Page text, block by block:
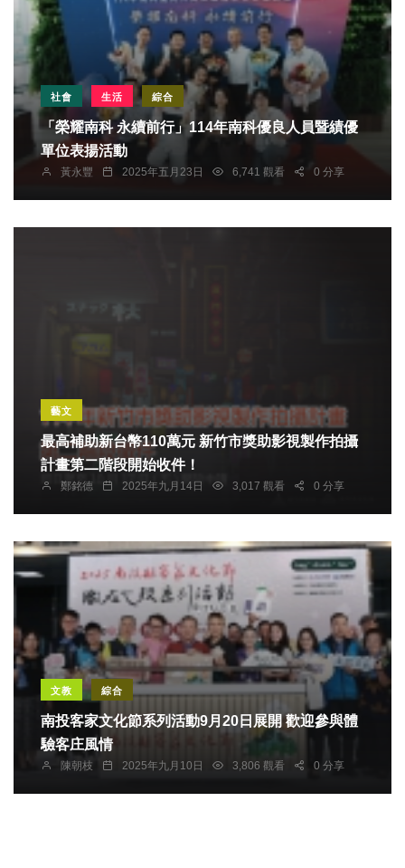
社會 生活 綜合
「榮耀南科 永續前行」114年南科優良人員暨績優
單位表揚活動
黃永豐 2025年五月23日 6,741 觀看 0 分享
藝文
最高補助新台幣110萬元 新竹市獎助影視製作拍攝
計畫第二階段開始收件！
鄭銘德 2025年九月14日 3,017 觀看 0 分享
文教 綜合
南投客家文化節系列活動9月20日展開 歡迎參與體
驗客庄風情
陳朝枝 2025年九月10日 3,806 觀看 0 分享